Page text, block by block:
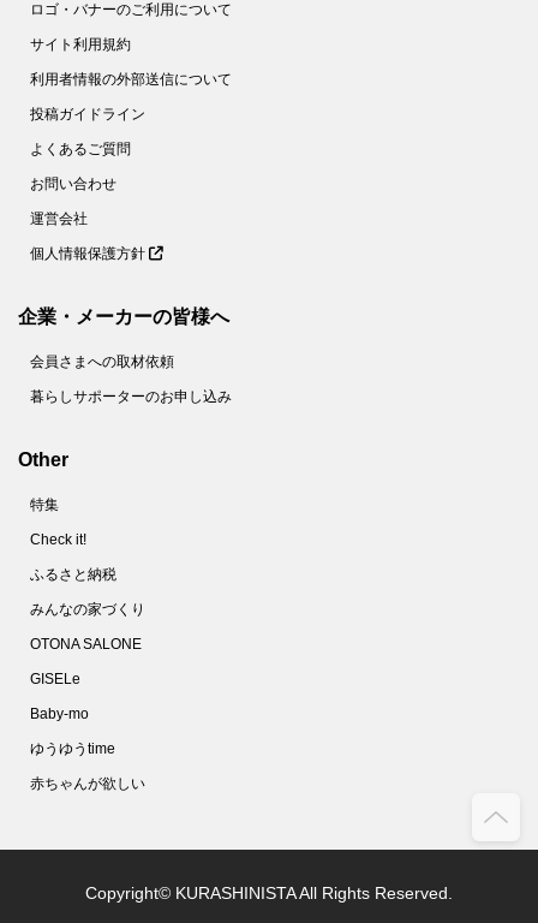
ロゴ・バナーのご利用について
サイト利用規約
利用者情報の外部送信について
投稿ガイドライン
よくあるご質問
お問い合わせ
運営会社
個人情報保護方針
企業・メーカーの皆様へ
会員さまへの取材依頼
暮らしサポーターのお申し込み
Other
特集
Check it!
ふるさと納税
みんなの家づくり
OTONA SALONE
GISELe
Baby-mo
ゆうゆうtime
赤ちゃんが欲しい
Copyright© KURASHINISTA All Rights Reserved.